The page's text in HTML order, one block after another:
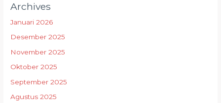
Archives
Januari 2026
Desember 2025
November 2025
Oktober 2025
September 2025
Agustus 2025